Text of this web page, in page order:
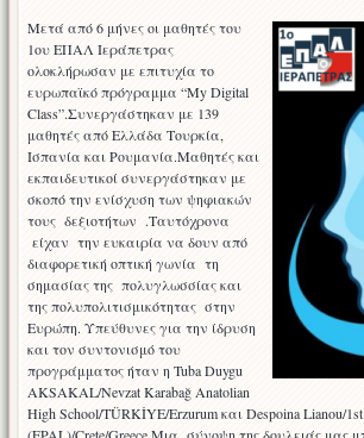
Μετά από 6 μήνες οι μαθητές του
1ου ΕΠΑΛ Ιεράπετρας
ολοκλήρωσαν με επιτυχία το
ευρωπαϊκό πρόγραμμα “Μy Digital
Class”.Συνεργάστηκαν με 139
μαθητές από Ελλάδα Τουρκία,
Ισπανία και Ρουμανία.Μαθητές και
εκπαιδευτικοί συνεργάστηκαν με
σκοπό την ενίσχυση των ψηφιακών
τους δεξιοτήτων .Ταυτόχρονα
είχαν την ευκαιρία να δουν από
διαφορετική οπτική γωνία τη
σημασίας της πολυγλωσσίας και
της πολυπολιτισμικότητας στην
Ευρώπη. Υπεύθυνες για την ίδρυση
και τον συντονισμό του
προγράμματος ήταν η Tuba Duygu
AKSAKAL/Nevzat Karabağ Anatolian
High School/TÜRKİYE/Erzurum και Despoina Lianou/